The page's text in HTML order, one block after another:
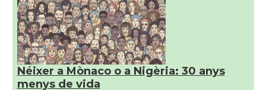
Néixer a Mònaco o a Nigèria: 30 anys
menys de vida